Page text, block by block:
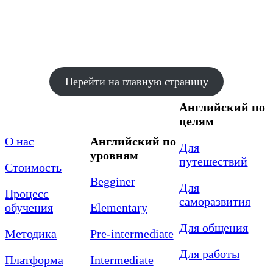
Перейти на главную страницу
О нас
Стоимость
Процесс
обучения
Методика
Платформа
Английский по
уровням
Begginer
Elementary
Pre-intermediate
Intermediate
Английский по
целям
Для
путешествий
Для
саморазвития
Для общения
Для работы